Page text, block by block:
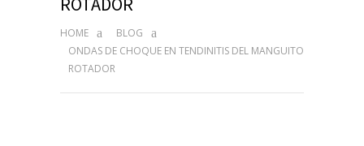
HOME
BLOG
ONDAS DE CHOQUE EN TENDINITIS DEL MANGUITO
ROTADOR